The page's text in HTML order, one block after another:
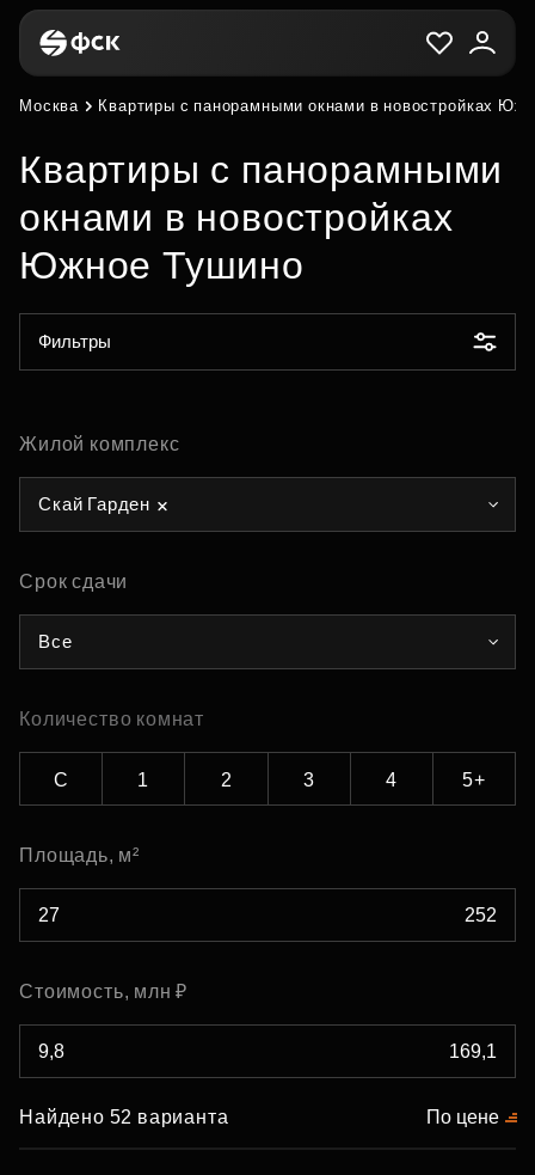
Москва Квартиры с панорамными окнами в новостройках
Квартиры с панорамными
окнами в новостройках
Южное Тушино
Фильтры
Жилой комплекс
Скай Гарден
Срок сдачи
Все
Количество комнат
С 1 2 3 4 5+
Площадь, м²
Стоимость, млн ₽
Найдено 52 варианта По цене